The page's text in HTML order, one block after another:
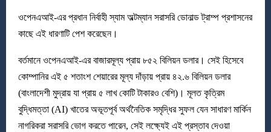
ওপেনএআই-এর প্রধান নির্বাহী স্যাম অল্টম্যান সরাসরি ডোনাল্ড ট্রাম্প প্রশাসনের
কাছে এই ধারণাটি পেশ করেছেন।
বর্তমানে ওপেনএআই-এর বাজারমূল্য প্রায় ৮৫২ বিলিয়ন ডলার। সেই হিসেবে
কোম্পানির এই ৫ শতাংশ শেয়ারের মূল্য দাঁড়ায় প্রায় ৪২.৬ বিলিয়ন ডলার
(বাংলাদেশী মুদ্রায় যা প্রায় ৫ লাখ কোটি টাকারও বেশি)। মূলত কৃত্রিম
বুদ্ধিমত্তা (AI) খাতের অভূতপূর্ব অর্থনৈতিক সমৃদ্ধির সুফল যেন সাধারণ মার্কিন
নাগরিকরা সরাসরি ভোগ করতে পারেন, সেই লক্ষ্যেই এই প্রস্তাব দেওয়া